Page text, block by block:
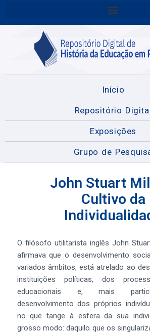
Início
Repositório
Exposições
Grupo de
John Stuart
Cultivo da
O filósofo utilitarista inglês John
afirmava que o desenvolvimento
variados âmbitos, está atrelado ao
instituições políticas, dos
educacionais e, mais
desenvolvimento dos próprios
no que tange à esfera da sua
grosso modo: daquilo que os